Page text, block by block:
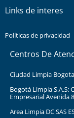
Links de interes
Políticas de privacidad
Centros De
Ciudad Limpia Bogota
Bogotá Limpia S.A.S:
Empresarial Avenida
Area Limpia DC SAS